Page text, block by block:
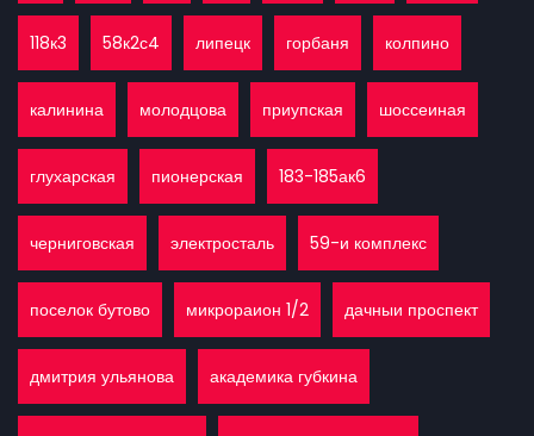
118к3 58к2с4 липецк горбаня колпино
калинина молодцова приупская шоссеиная
глухарская пионерская 183-185ак6
черниговская электросталь 59-и комплекс
поселок бутово микрораион 1/2 дачныи проспект
дмитрия ульянова академика губкина